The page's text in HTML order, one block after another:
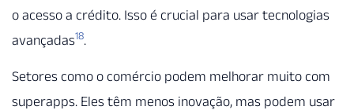
o acesso a crédito. Isso é crucial para usar tecnologias
avançadas18.
Setores como o comércio podem melhorar muito com
superapps. Eles têm menos inovação, mas podem usar